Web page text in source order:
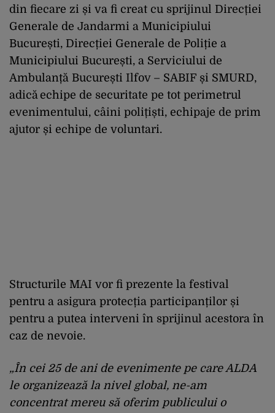
din fiecare zi și va fi creat cu sprijinul Direcției
Generale de Jandarmi a Municipiului
București, Direcției Generale de Poliție a
Municipiului București, a Serviciului de
Ambulanță București Ilfov – SABIF și SMURD,
adică echipe de securitate pe tot perimetrul
evenimentului, câini polițiști, echipaje de prim
ajutor și echipe de voluntari.
Structurile MAI vor fi prezente la festival
pentru a asigura protecția participanților și
pentru a putea interveni în sprijinul acestora în
caz de nevoie.
„În cei 25 de ani de evenimente pe care ALDA
le organizează la nivel global, ne-am
concentrat mereu să oferim publicului o